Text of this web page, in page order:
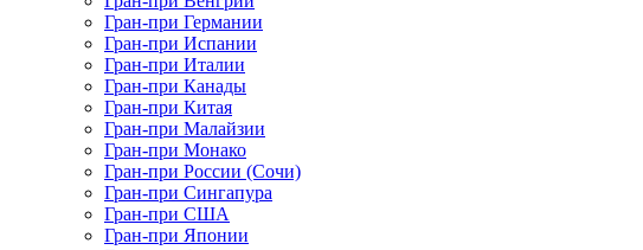
Гран-при Германии
Гран-при Испании
Гран-при Италии
Гран-при Канады
Гран-при Китая
Гран-при Малайзии
Гран-при Монако
Гран-при России (Сочи)
Гран-при Сингапура
Гран-при США
Гран-при Японии